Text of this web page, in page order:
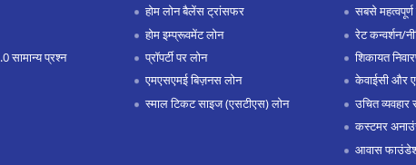
सामान्य प्रश्न
होम लोन बैलेंस ट्रांसफर
होम इम्प्रूवमेंट लोन
प्रॉपर्टी पर लोन
एमएसएमई बिज़नस लोन
स्माल टिकट साइज (एसटीएस) लोन
सबसे महत्वपूर्ण
रेट कन्वर्शन/
शिकायत
केवाईसी और
उचित व्यवहार
कस्टमर
आवास